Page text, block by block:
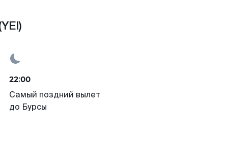
22:00
Самый поздний вылет
до Бурсы